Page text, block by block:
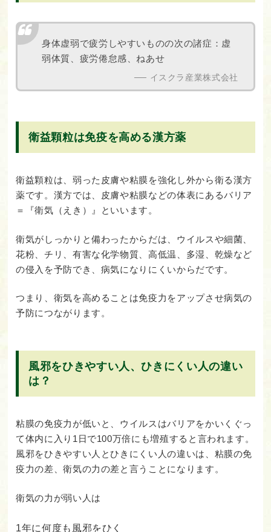
身体虚弱で疲労しやすいものの次の諸症：虚
弱体質、疲労倦怠感、ねあせ
イスクラ産業株式会社
衛益顆粒は免疫を高める漢方薬
衛益顆粒は、弱った皮膚や粘膜を強化し外から衛る漢方
薬です。漢方では、皮膚や粘膜などの体表にあるバリア
＝『衛気（えき）』といいます。
衛気がしっかりと備わったからだは、ウイルスや細菌、
花粉、チリ、有害な化学物質、高低温、多湿、乾燥など
の侵入を予防でき、病気になりにくいからだです。
つまり、衛気を高めることは免疫力をアップさせ病気の
予防につながります。
風邪をひきやすい人、ひきにくい人の違い
は？
粘膜の免疫力が低いと、ウイルスはバリアをかいくぐっ
て体内に入り1日で100万倍にも増殖すると言われます。
風邪をひきやすい人とひきにくい人の違いは、粘膜の免
疫力の差、衛気の力の差と言うことになります。
衛気の力が弱い人は
1年に何度も風邪をひく